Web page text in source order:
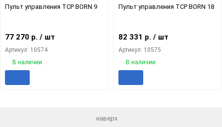
Пульт управления TCP BORN 9
77 270 р. / шт
Артикул: 10574
В наличии
Пульт управления TCP BORN 18
82 331 р. / шт
Артикул: 10575
В наличии
наверх